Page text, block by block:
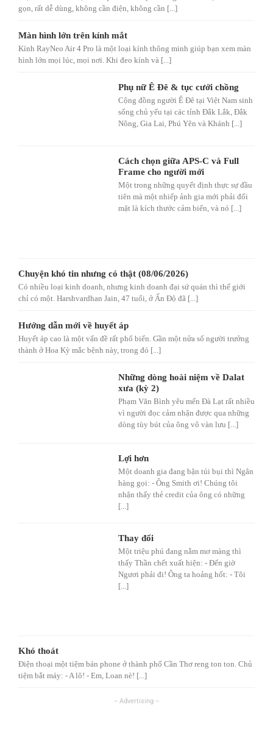
gọn, rất dễ dùng, không cần điện, không cần [...]
Màn hình lớn trên kính mắt
Kính RayNeo Air 4 Pro là một loại kính thông minh giúp bạn xem màn
hình lớn mọi lúc, mọi nơi. Khi đeo kính và [...]
Phụ nữ Ê Đê & tục cưới chồng
Cộng đồng người Ê Đê tại Việt Nam sinh
sống chủ yếu tại các tỉnh Đắk Lắk, Đắk
Nông, Gia Lai, Phú Yên và Khánh [...]
Cách chọn giữa APS-C và Full
Frame cho người mới
Một trong những quyết định thực sự đầu
tiên mà một nhiếp ảnh gia mới phải đối
mặt là kích thước cảm biến, và nó [...]
Chuyện khó tin nhưng có thật (08/06/2026)
Có nhiều loại kinh doanh, nhưng kinh doanh đại sứ quán thì thế giới
chỉ có một. Harshvardhan Jain, 47 tuổi, ở Ấn Độ đã [...]
Hướng dẫn mới về huyết áp
Huyết áp cao là một vấn đề rất phổ biến. Gần một nửa số người trưởng
thành ở Hoa Kỳ mắc bệnh này, trong đó [...]
Những dòng hoài niệm về Dalat
xưa (kỳ 2)
Phạm Văn Bình yêu mến Đà Lạt rất nhiều
vì người đọc cảm nhận được qua những
dòng tùy bút của ông vô vàn lưu [...]
Lợi hơn
Một doanh gia đang bận túi bụi thì Ngân
hàng gọi: - Ông Smith ơi! Chúng tôi
nhận thấy thẻ credit của ông có những
[...]
Thay đổi
Một triệu phú đang nằm mơ màng thì
thấy Thần chết xuất hiện: - Đến giờ
Ngươi phải đi! Ông ta hoảng hốt: - Tôi
[...]
Khó thoát
Điện thoại một tiệm bán phone ở thành phố Cần Thơ reng ton ton. Chủ
tiệm bắt máy: - A lô! - Em, Loan nè! [...]